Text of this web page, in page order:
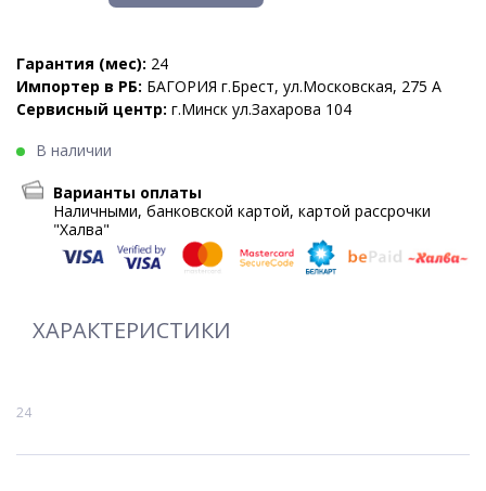
Гарантия (мес): 24
Импортер в РБ: БАГОРИЯ г.Брест, ул.Московская, 275 А
Сервисный центр: г.Минск ул.Захарова 104
В наличии
Варианты оплаты
Наличными, банковской картой, картой рассрочки
"Халва"
ХАРАКТЕРИСТИКИ
24